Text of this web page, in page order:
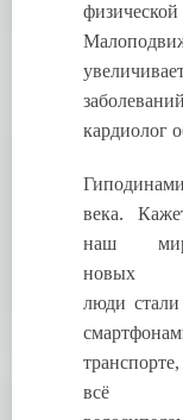
кардиолог
века.
наш
новых
люди стали
всё